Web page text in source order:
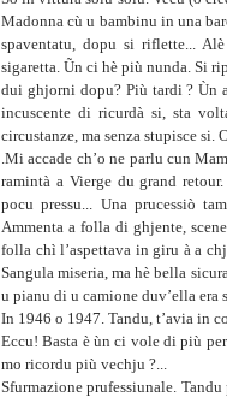
Madonna cù u bambinu in una
spaventatu, dopu si riflette...
sigaretta. Ũn ci hè più nunda. Si
dui ghjorni dopu? Più tardi ? Ùn
incuscente di ricurdà si, sta
circustanze, ma senza stupisce si.
.Mi accade ch’o ne parlu cun
ramintà a Vierge du grand
pocu pressu... Una prucessiò
Ammenta a folla di ghjente,
folla chì l’aspettava in giru à a
Sangula miseria, ma hè bella
u pianu di u camione duv’ella era
In 1946 o 1947. Tandu, t’avia in
Eccu! Basta è ùn ci vole di più
mo ricordu più vechju ?...
Sfurmazione prufessiunale.